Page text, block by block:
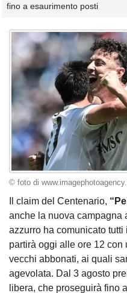
fino a esaurimento posti
© foto di
Il claim del Centenario,
anche la nuova campagna
azzurro ha comunicato
partirà oggi alle ore 12 con
vecchi abbonati, ai quali
agevolata. Dal 3 agosto
libera, che proseguirà fino